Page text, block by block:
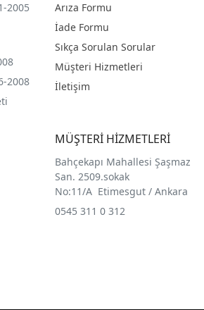
2005
2008
Arıza Formu
İade Formu
Sıkça Sorulan Sorular
Müşteri Hizmetleri
İletişim
MÜŞTERİ HİZMETLERİ
Bahçekapı Mahallesi Şaşmaz
San. 2509.sokak
No:11/A Etimesgut / Ankara
0545 311 0 312